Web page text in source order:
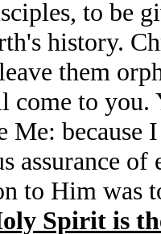
to be
history.
them
come to you.
Me:
assurance
to Him was
Spirit is